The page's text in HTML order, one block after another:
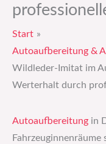
Start
Autoaufbereitung &
Wildleder-Imitat im
Werterhalt durch
Autoaufbereitung in